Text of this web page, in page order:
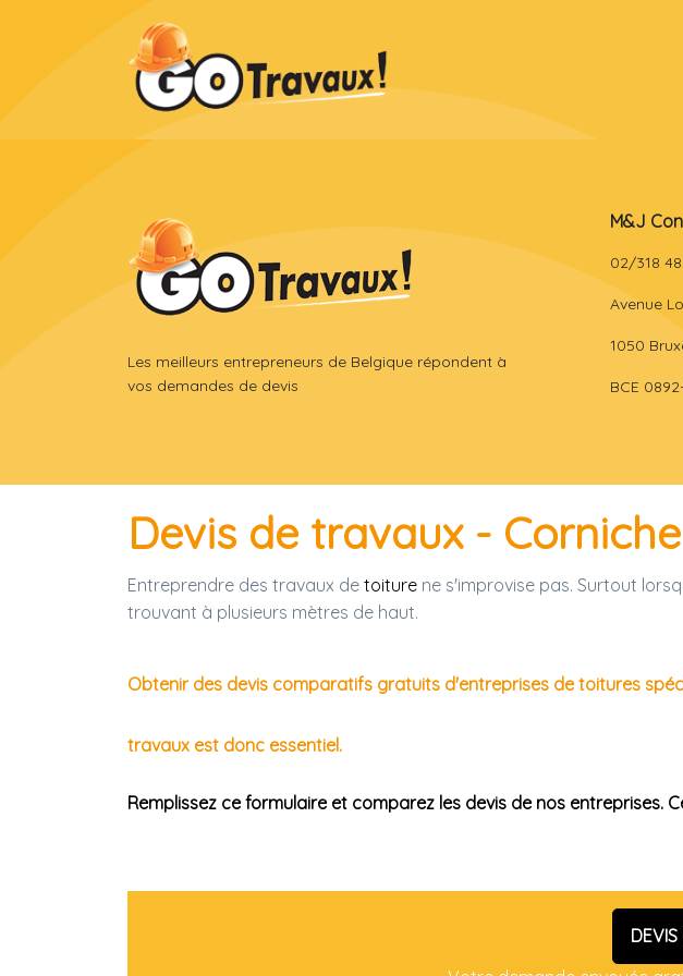
Les meilleurs entrepreneurs de Belgique répondent à
vos demandes de devis
M&J
02/318
Avenue
1050
BCE
Devis de travaux - Corniche
Entreprendre des travaux de toiture ne s'improvise pas. Surtout
trouvant à plusieurs mètres de haut.
Obtenir des devis comparatifs gratuits d'entreprises de toitures
travaux est donc essentiel.
Remplissez ce formulaire et comparez les devis de nos entreprises.
DEVIS